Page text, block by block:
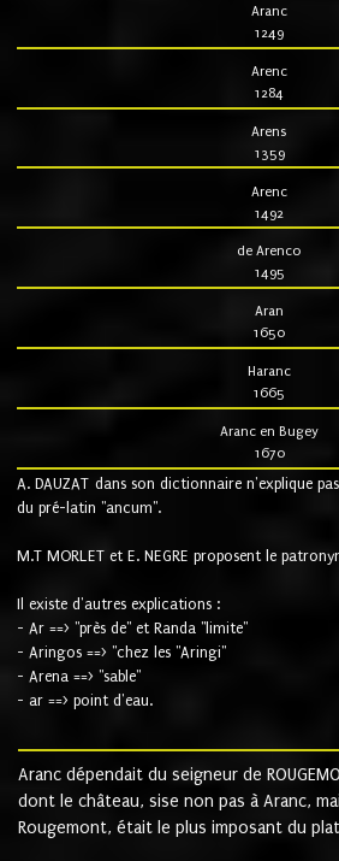
Aranc
1249
Arenc
1284
Arens
1359
Arenc
1492
de Arenco
1495
Aran
1650
Haranc
1665
Aranc en Bugey
1670
A. DAUZAT dans son dictionnaire n'explique
du pré-latin "ancum".
M.T MORLET et E. NEGRE proposent le
Il existe d'autres explications :
- Ar ==> "près de" et Randa "limite"
- Aringos ==> "chez les "Aringi"
- Arena ==> "sable"
- ar ==> point d'eau.
Aranc dépendait du seigneur de
dont le château, sise non pas à Aranc,
Rougemont, était le plus imposant du